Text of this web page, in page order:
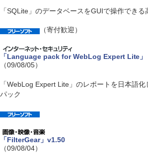
「SQLite」のデータベースをGUIで操作できる
（寄付歓迎）
「Language pack for WebLog Expert Lite」
（09/08/05）
「WebLog Expert Lite」のレポートを日本語
パック
「FilterGear」v1.50
（09/08/04）